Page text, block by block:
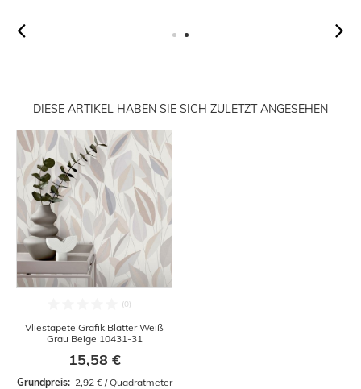
DIESE ARTIKEL HABEN SIE SICH ZULETZT ANGESEHEN
Vliestapete Grafik Blätter Weiß
Grau Beige 10431-31
15,58 €
Grundpreis: 2,92 € / Quadratmeter